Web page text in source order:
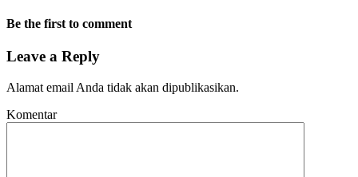
Be the first to comment
Leave a Reply
Alamat email Anda tidak akan dipublikasikan.
Komentar